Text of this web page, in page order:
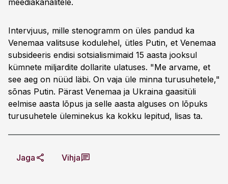
meediakanalitele.
Intervjuus, mille stenogramm on üles pandud ka
Venemaa valitsuse kodulehel, ütles Putin, et Venemaa
subsideeris endisi sotsialismimaid 15 aasta jooksul
kümnete miljardite dollarite ulatuses. "Me arvame, et
see aeg on nüüd läbi. On vaja üle minna turusuhetele,"
sõnas Putin. Pärast Venemaa ja Ukraina gaasitüli
eelmise aasta lõpus ja selle aasta alguses on lõpuks
turusuhetele üleminekus ka kokku lepitud, lisas ta.
Jaga Vihja